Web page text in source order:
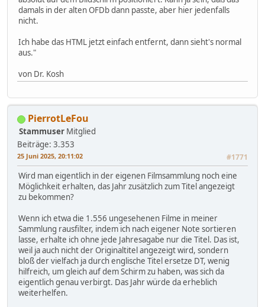
damals in der alten OFDb dann passte, aber hier jedenfalls
nicht.
Ich habe das HTML jetzt einfach entfernt, dann sieht's normal
aus."
von Dr. Kosh
PierrotLeFou
Stammuser Mitglied
Beiträge: 3.353
25 Juni 2025, 20:11:02 #1771
Wird man eigentlich in der eigenen Filmsammlung noch eine
Möglichkeit erhalten, das Jahr zusätzlich zum Titel angezeigt
zu bekommen?
Wenn ich etwa die 1.556 ungesehenen Filme in meiner
Sammlung rausfilter, indem ich nach eigener Note sortieren
lasse, erhalte ich ohne jede Jahresagabe nur die Titel. Das ist,
weil ja auch nicht der Originaltitel angezeigt wird, sondern
bloß der vielfach ja durch englische Titel ersetze DT, wenig
hilfreich, um gleich auf dem Schirm zu haben, was sich da
eigentlich genau verbirgt. Das Jahr würde da erheblich
weiterhelfen.